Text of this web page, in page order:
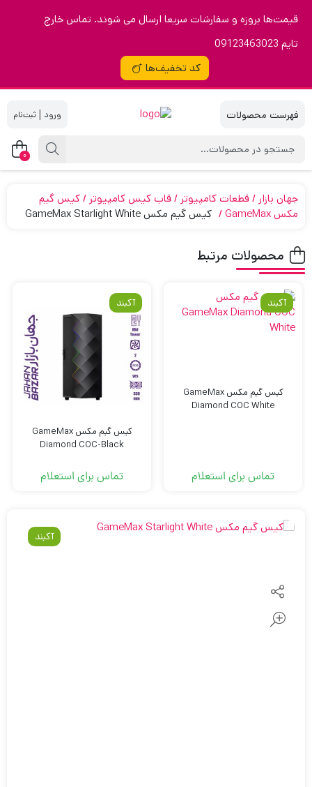
قیمت‌ها بروزه و سفارشات سریعا ارسال می شوند. تماس خارج
تایم 09123463023
کد تخفیف‌ها
|
0
جهان بازار قطعات کامپیوتر قاب کیس کامپیوتر
کیس گیم
مکس GameMax
کیس گیم‌ مکس GameMax Starlight White
محصولات مرتبط
آکبند
کیس گیم مکس GameMax
Diamond COC White
تماس برای استعلام
آکبند
کیس گیم مکس GameMax
Diamond COC-Black
تماس برای استعلام
آکبند